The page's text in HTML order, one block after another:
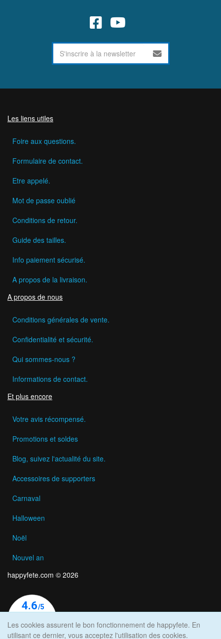
Les liens utiles
Foire aux questions.
Formulaire de contact.
Etre appelé.
Mot de passe oublié
Conditions de retour.
Guide des tailles.
Info paiement sécurisé.
A propos de la livraison.
A propos de nous
Conditions générales de vente.
Confidentialité et sécurité.
Qui sommes-nous ?
Informations de contact.
Et plus encore
Votre avis récompensé.
Promotions et soldes
Blog, suivez l'actualité du site.
Accessoires de supporters
Carnaval
Halloween
Noël
Nouvel an
happyfete.com © 2026
Les cookies assurent le bon fonctionnement de happyfete. En
utilisant ce dernier, vous acceptez l'utilisation des cookies.